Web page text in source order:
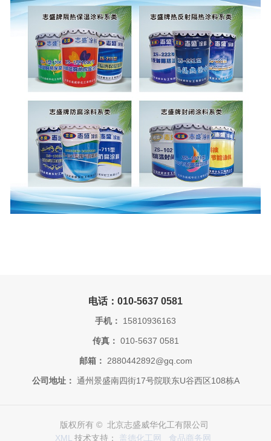
电话：010-5637 0581
手机： 15810936163
传真： 010-5637 0581
邮箱： 2880442892@gq.com
公司地址： 通州景盛南四街17号院联东U谷西区108栋A
版权所有 © 北京志盛威华化工有限公司
XML 技术支持： 盖德化工网 食品商务网